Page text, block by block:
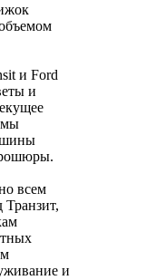
и Ford
и
всем
Транзит,
и